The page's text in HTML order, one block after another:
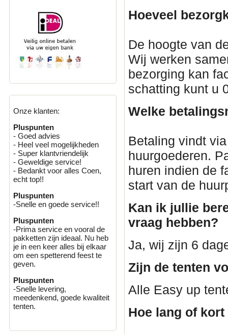
Onze klanten:
Pluspunten
- Goed advies
- Heel veel mogelijkheden
- Super klantvriendelijk
- Geweldige service!
- Bedankt voor alles Coen,
echt top!!
Pluspunten
-Snelle en goede service!!
Pluspunten
-Prima service en vooral de
pakketten zijn ideaal. Nu heb
je in een keer alles bij elkaar
om een spetterend feest te
geven.
Pluspunten
-Snelle levering,
meedenkend, goede kwaliteit
tenten.
Hoeveel
De hoogte van
Wij werken
bezorging kan
schatting kunt u
Welke
Betaling vindt
huurgoederen.
huren indien de
start van de
Kan ik jullie
vraag hebben?
Ja, wij zijn 6
Zijn de tenten
Alle Easy up
Hoe lang of